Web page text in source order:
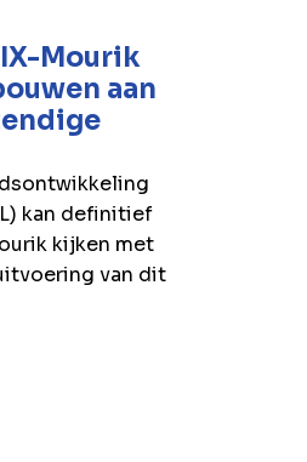
Mourik
aan
kan definitief
kijken met
van dit